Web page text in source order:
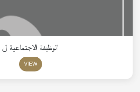
الوظيفة الاجتماعية ل
VIEW